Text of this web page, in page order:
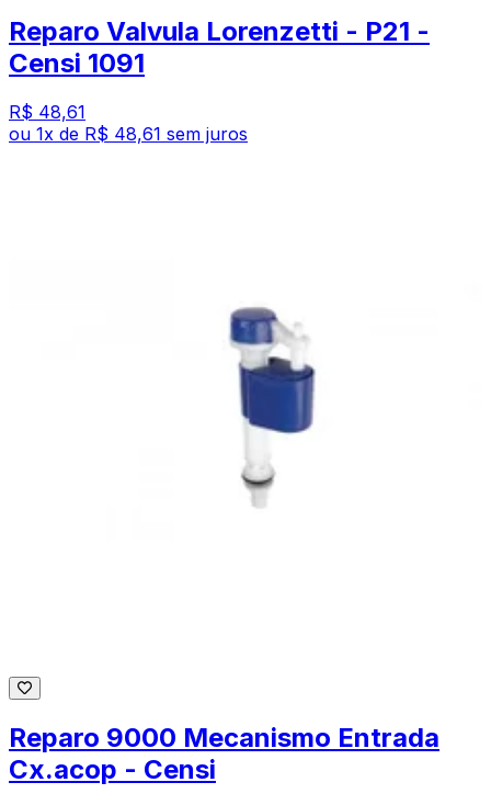
Reparo Valvula Lorenzetti - P21 -
Censi 1091
R$ 48,61
ou 1x de R$ 48,61 sem juros
Reparo 9000 Mecanismo Entrada
Cx.acop - Censi